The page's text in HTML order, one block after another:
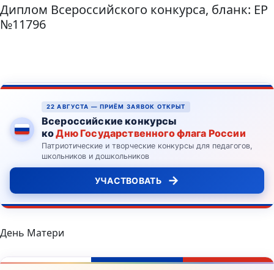
Диплом Всероссийского конкурса, бланк: ЕР
№11796
22 АВГУСТА — ПРИЁМ ЗАЯВОК ОТКРЫТ
Всероссийские конкурсы
коДню Государственного флага России
Патриотические и творческие конкурсы для педагогов,
школьников и дошкольников
УЧАСТВОВАТЬ →
День Матери